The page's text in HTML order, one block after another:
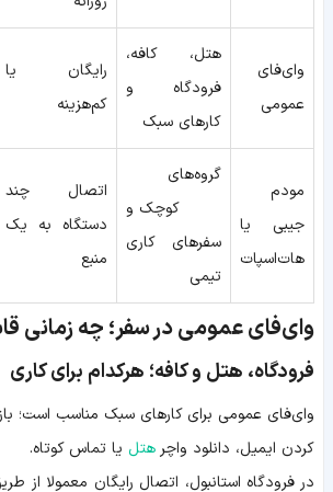
وای‌فای
عمومی
هتل، کافه،
فرودگاه و
کارهای سبک
رایگان یا
کم‌هزینه
مودم
جیبی یا
هات‌اسپات
گروه‌های
کوچک و
سفرهای کاری
تیمی
اتصال چند
دستگاه به یک
منبع
وای‌فای عمومی در سفر؛ چه زمانی
فرودگاه، هتل و کافه؛ هرکدام برای کاری
وای‌فای عمومی برای کارهای سبک مناسب است؛
کردن ایمیل، دانلود واچر هتل یا تماس کوتاه.
در فرودگاه استانبول، اتصال رایگان معمولا از